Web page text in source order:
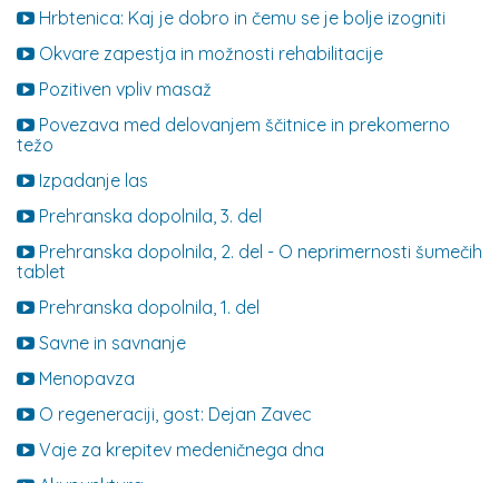
Hrbtenica: Kaj je dobro in čemu se je bolje izogniti
Okvare zapestja in možnosti rehabilitacije
Pozitiven vpliv masaž
Povezava med delovanjem ščitnice in prekomerno
težo
Izpadanje las
Prehranska dopolnila, 3. del
Prehranska dopolnila, 2. del - O neprimernosti šumečih
tablet
Prehranska dopolnila, 1. del
Savne in savnanje
Menopavza
O regeneraciji, gost: Dejan Zavec
Vaje za krepitev medeničnega dna